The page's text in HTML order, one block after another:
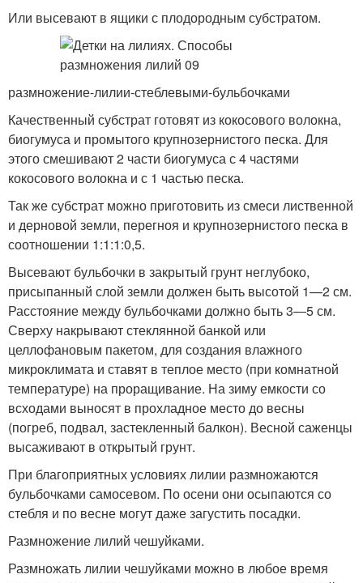
Или высевают в ящики с плодородным субстратом.
размножение-лилии-стеблевыми-бульбочками
Качественный субстрат готовят из кокосового волокна,
биогумуса и промытого крупнозернистого песка. Для
этого смешивают 2 части биогумуса с 4 частями
кокосового волокна и с 1 частью песка.
Так же субстрат можно приготовить из смеси лиственной
и дерновой земли, перегноя и крупнозернистого песка в
соотношении 1:1:1:0,5.
Высевают бульбочки в закрытый грунт неглубоко,
присыпанный слой земли должен быть высотой 1—2 см.
Расстояние между бульбочками должно быть 3—5 см.
Сверху накрывают стеклянной банкой или
целлофановым пакетом, для создания влажного
микроклимата и ставят в теплое место (при комнатной
температуре) на проращивание. На зиму емкости со
всходами выносят в прохладное место до весны
(погреб, подвал, застекленный балкон). Весной саженцы
высаживают в открытый грунт.
При благоприятных условиях лилии размножаются
бульбочками самосевом. По осени они осыпаются со
стебля и по весне могут даже загустить посадки.
Размножение лилий чешуйками.
Размножать лилии чешуйками можно в любое время